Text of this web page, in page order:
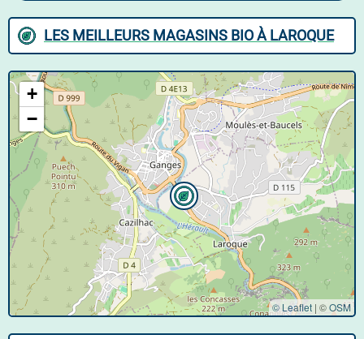
LES MEILLEURS MAGASINS BIO À LAROQUE
+
−
© Leaflet | ©OSM